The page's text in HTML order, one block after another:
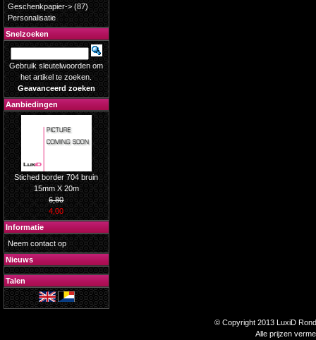
Geschenkpapier->(87)
Personalisatie
Snelzoeken
Gebruik sleutelwoorden om
het artikel te zoeken.
Geavanceerd zoeken
Aanbiedingen
Stiched border 704 bruin
15mm X 20m
6,80
4,00
Informatie
Neem contact op
Nieuws
Talen
© Copyright 2013 LuxiD
Alle prijzen